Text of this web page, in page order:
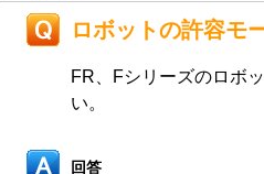
ロボットの許容モ
FR、Fシリーズのロボ
い。
回答